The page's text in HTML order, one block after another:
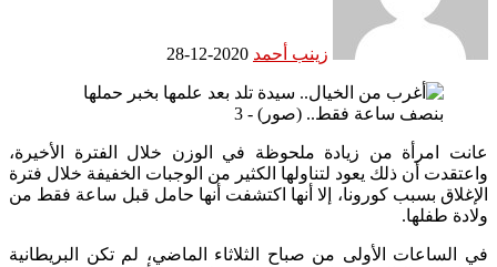
زينب أحمد 2020-12-28
عانت امرأة من زيادة ملحوظة في الوزن خلال الفترة الأخيرة،
واعتقدت أن ذلك يعود لتناولها الكثير من الوجبات الخفيفة خلال فترة
الإغلاق بسبب كورونا، إلا أنها اكتشفت أنها حامل قبل ساعة فقط من
ولادة طفلها.
في الساعات الأولى من صباح الثلاثاء الماضي، لم تكن البريطانية